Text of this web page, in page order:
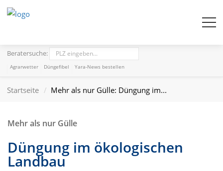
Beratersuche:
Agrarwetter Düngefibel Yara-News bestellen
Startseite Mehr als nur Gülle: Düngung im...
Mehr als nur Gülle
Düngung im ökologischen
Landbau